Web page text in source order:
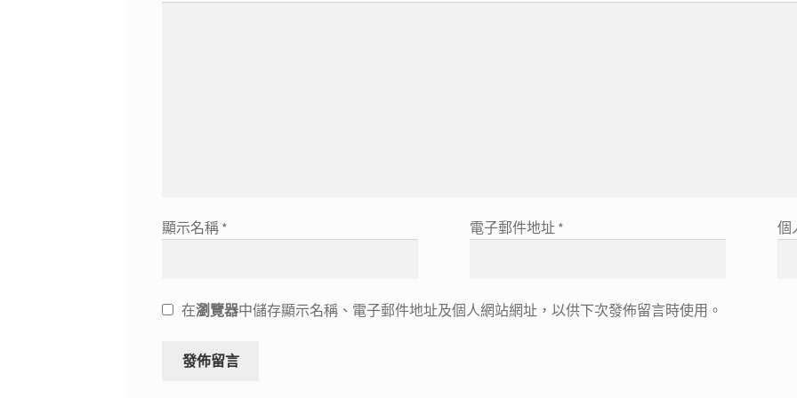
顯示名稱 * 電子郵件地址 * 個
在瀏覽器中儲存顯示名稱、電子郵件地址及個人網站網址，以供下次發佈留言時使用。